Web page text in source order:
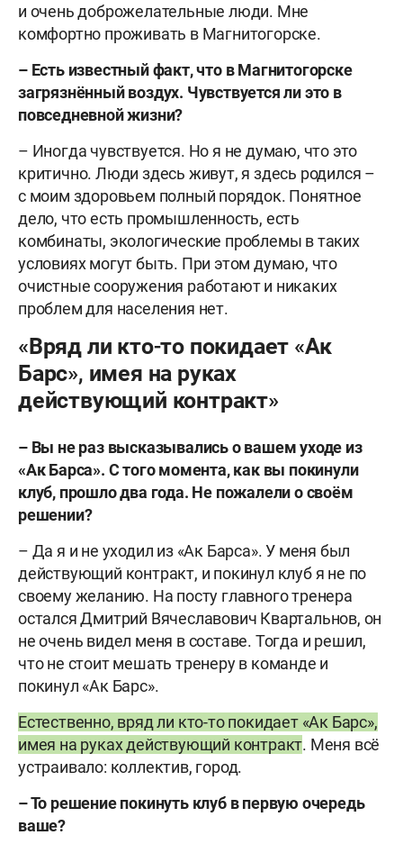
и очень доброжелательные люди. Мне
комфортно проживать в Магнитогорске.
– Есть известный факт, что в Магнитогорске
загрязнённый воздух. Чувствуется ли это в
повседневной жизни?
– Иногда чувствуется. Но я не думаю, что это
критично. Люди здесь живут, я здесь родился –
с моим здоровьем полный порядок. Понятное
дело, что есть промышленность, есть
комбинаты, экологические проблемы в таких
условиях могут быть. При этом думаю, что
очистные сооружения работают и никаких
проблем для населения нет.
«Вряд ли кто-то покидает «Ак
Барс», имея на руках
действующий контракт»
– Вы не раз высказывались о вашем уходе из
«Ак Барса». С того момента, как вы покинули
клуб, прошло два года. Не пожалели о своём
решении?
– Да я и не уходил из «Ак Барса». У меня был
действующий контракт, и покинул клуб я не по
своему желанию. На посту главного тренера
остался Дмитрий Вячеславович Квартальнов, он
не очень видел меня в составе. Тогда и решил,
что не стоит мешать тренеру в команде и
покинул «Ак Барс».
Естественно, вряд ли кто-то покидает «Ак Барс»,
имея на руках действующий контракт. Меня всё
устраивало: коллектив, город.
– То решение покинуть клуб в первую очередь
ваше?